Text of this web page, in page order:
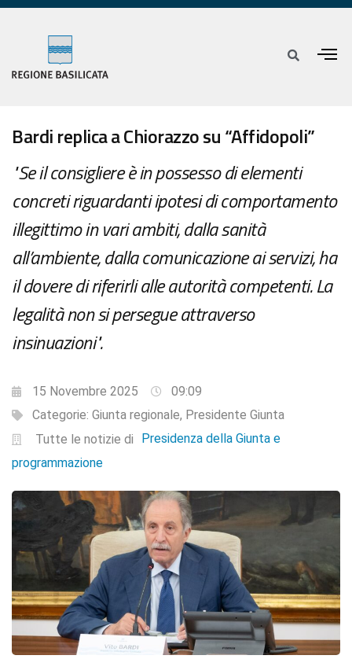
Bardi replica a Chiorazzo su “Affidopoli”
"Se il consigliere è in possesso di elementi
concreti riguardanti ipotesi di comportamento
illegittimo in vari ambiti, dalla sanità
all’ambiente, dalla comunicazione ai servizi, ha
il dovere di riferirli alle autorità competenti. La
legalità non si persegue attraverso
insinuazioni".
15 Novembre 2025
09:09
Categorie: Giunta regionale, Presidente Giunta
Tutte le notizie di
Presidenza della Giunta e
programmazione